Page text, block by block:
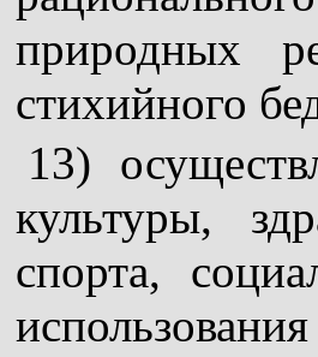
природных
стихийного
13)
культуры,
спорта,